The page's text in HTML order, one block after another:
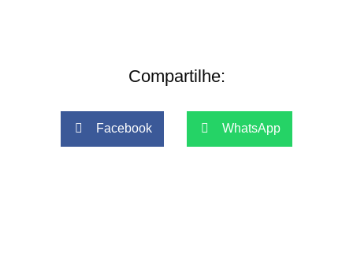
Compartilhe:
Facebook WhatsApp